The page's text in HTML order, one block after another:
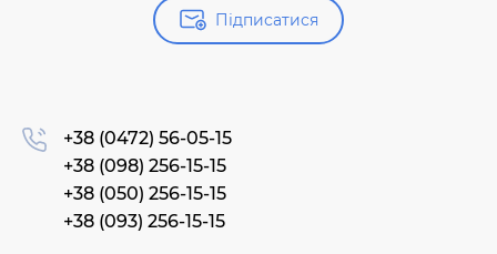
Підписатися
+38 (0472) 56-05-15
+38 (098) 256-15-15
+38 (050) 256-15-15
+38 (093) 256-15-15